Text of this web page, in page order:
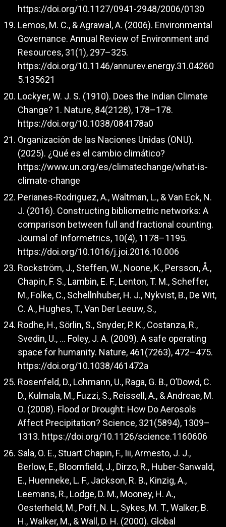
https://doi.org/10.1127/0941-2948/2006/0130
Lemos, M. C., & Agrawal, A. (2006). Environmental
Governance. Annual Review of Environment and
Resources, 31(1), 297–325.
https://doi.org/10.1146/annurev.energy.31.04260
5.135621
Lockyer, W. J. S. (1910). Does the Indian Climate
Change? 1. Nature, 84(2128), 178–178.
https://doi.org/10.1038/084178a0
Organización de las Naciones Unidas (ONU).
(2025). ¿Qué es el cambio climático?
https://www.un.org/es/climatechange/what-is-
climate-change
Perianes-Rodriguez, A., Waltman, L., & Van Eck, N.
J. (2016). Constructing bibliometric networks: A
comparison between full and fractional counting.
Journal of Informetrics, 10(4), 1178–1195.
https://doi.org/10.1016/j.joi.2016.10.006
Rockström, J., Steffen, W., Noone, K., Persson, Å.,
Chapin, F. S., Lambin, E. F., Lenton, T. M., Scheffer,
M., Folke, C., Schellnhuber, H. J., Nykvist, B., De Wit,
C. A., Hughes, T., Van Der Leeuw, S.,
Rodhe, H., Sörlin, S., Snyder, P. K., Costanza, R.,
Svedin, U., … Foley, J. A. (2009). A safe operating
space for humanity. Nature, 461(7263), 472–475.
https://doi.org/10.1038/461472a
Rosenfeld, D., Lohmann, U., Raga, G. B., O’Dowd, C.
D., Kulmala, M., Fuzzi, S., Reissell, A., & Andreae, M.
O. (2008). Flood or Drought: How Do Aerosols
Affect Precipitation? Science, 321(5894), 1309–
1313. https://doi.org/10.1126/science.1160606
Sala, O. E., Stuart Chapin, F., Iii, Armesto, J. J.,
Berlow, E., Bloomfield, J., Dirzo, R., Huber-Sanwald,
E., Huenneke, L. F., Jackson, R. B., Kinzig, A.,
Leemans, R., Lodge, D. M., Mooney, H. A.,
Oesterheld, M., Poff, N. L., Sykes, M. T., Walker, B.
H., Walker, M., & Wall, D. H. (2000). Global